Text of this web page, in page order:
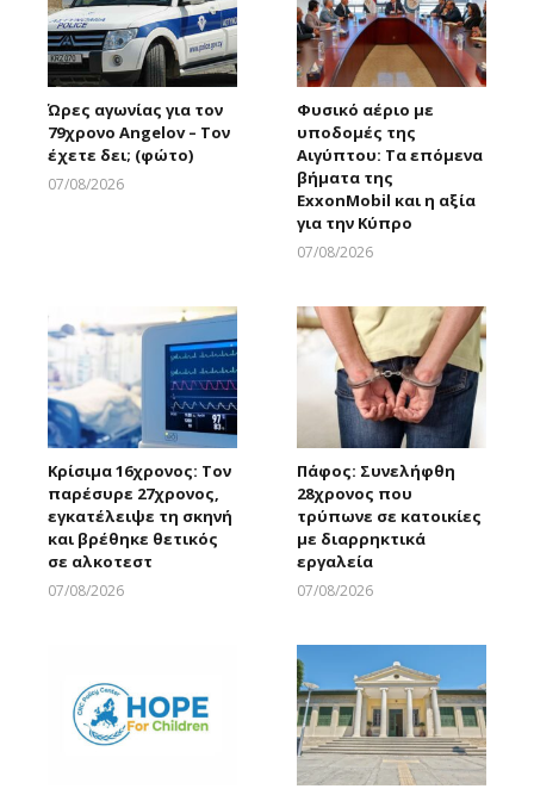
Ώρες αγωνίας για τον
79χρονο Angelov – Τον
έχετε δει; (φώτο)
07/08/2026
Φυσικό αέριο με
υποδομές της
Αιγύπτου: Τα επόμενα
βήματα της
ExxonMobil και η αξία
για την Κύπρο
07/08/2026
Κρίσιμα 16χρονος: Τον
παρέσυρε 27χρονος,
εγκατέλειψε τη σκηνή
και βρέθηκε θετικός
σε αλκοτεστ
07/08/2026
Πάφος: Συνελήφθη
28χρονος που
τρύπωνε σε κατοικίες
με διαρρηκτικά
εργαλεία
07/08/2026